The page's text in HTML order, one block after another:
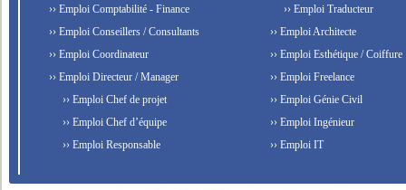
›› Emploi Comptabilité - Finance
›› Emploi Conseillers / Consultants
›› Emploi Coordinateur
›› Emploi Directeur / Manager
›› Emploi Chef de projet
›› Emploi Chef d’équipe
›› Emploi Responsable
›› Emploi Traducteur
›› Emploi Architecte
›› Emploi Esthétique / Coiffure
›› Emploi Freelance
›› Emploi Génie Civil
›› Emploi Ingénieur
›› Emploi IT